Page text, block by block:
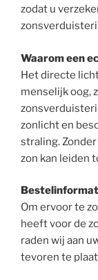
zodat u
Waarom een
Het directe
menselijk oog,
zonlicht en
straling.
zon kan leiden
Om ervoor te
heeft voor de
raden wij aan
tevoren te